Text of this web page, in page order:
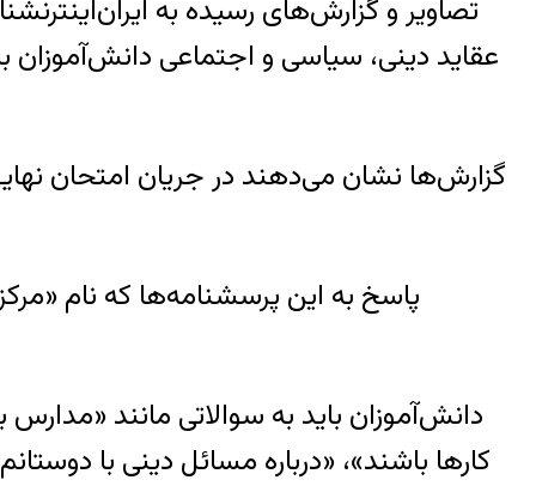
تصاویر و گزارش‌های رسیده به
عقاید دینی، سیاسی و اجتماعی
گزارش‌ها نشان می‌دهند در جریان امتحان
پاسخ به این پرسشنامه‌ها که نام
دانش‌آموزان باید به سوالاتی مانند «مدارس
کارها باشند»، «درباره مسائل دینی با